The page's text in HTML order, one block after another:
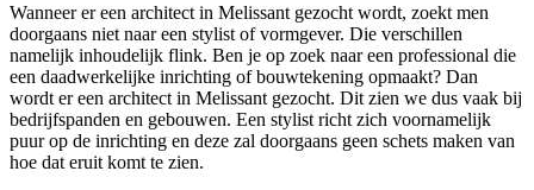
Wanneer er een architect in Melissant gezocht wordt, zoekt men
doorgaans niet naar een stylist of vormgever. Die verschillen
namelijk inhoudelijk flink. Ben je op zoek naar een professional die
een daadwerkelijke inrichting of bouwtekening opmaakt? Dan
wordt er een architect in Melissant gezocht. Dit zien we dus vaak bij
bedrijfspanden en gebouwen. Een stylist richt zich voornamelijk
puur op de inrichting en deze zal doorgaans geen schets maken van
hoe dat eruit komt te zien.